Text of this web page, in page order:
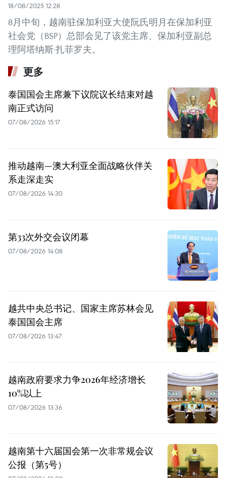
18/08/2025 12:28
8月中旬，越南驻保加利亚大使阮氏明月在保加利亚
社会党（BSP）总部会见了该党主席、保加利亚副总
理阿塔纳斯·扎菲罗夫。
更多
泰国国会主席兼下议院议长结束对越
南正式访问
07/08/2026 15:17
推动越南—澳大利亚全面战略伙伴关
系走深走实
07/08/2026 14:30
第33次外交会议闭幕
07/08/2026 14:08
越共中央总书记、国家主席苏林会见
泰国国会主席
07/08/2026 13:47
越南政府要求力争2026年经济增长
10%以上
07/08/2026 13:36
越南第十六届国会第一次非常规会议
公报（第5号）